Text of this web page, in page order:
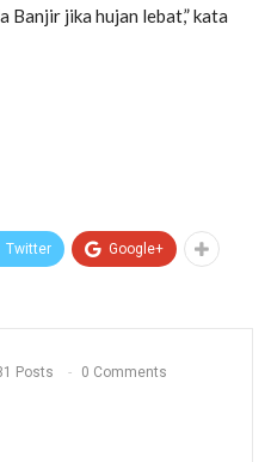
Banjir jika hujan lebat,” kata
Twitter Google+
Posts 0 Comments